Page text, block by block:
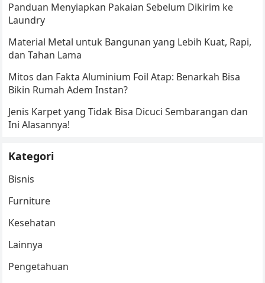
Panduan Menyiapkan Pakaian Sebelum Dikirim ke
Laundry
Material Metal untuk Bangunan yang Lebih Kuat, Rapi,
dan Tahan Lama
Mitos dan Fakta Aluminium Foil Atap: Benarkah Bisa
Bikin Rumah Adem Instan?
Jenis Karpet yang Tidak Bisa Dicuci Sembarangan dan
Ini Alasannya!
Kategori
Bisnis
Furniture
Kesehatan
Lainnya
Pengetahuan